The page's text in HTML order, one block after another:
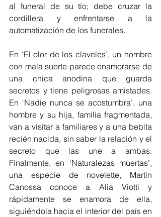
al funeral de su tío; debe cruzar la
cordillera y enfrentarse a la
automatización de los funerales.
En ‘El olor de los claveles’, un hombre
con mala suerte parece enamorarse de
una chica anodina que guarda
secretos y tiene peligrosas amistades.
En ‘Nadie nunca se acostumbra’, una
hombre y su hija, familia fragmentada,
van a visitar a familiares y a una bebita
recién nacida, sin saber la relación y el
secreto que las une a ambas.
Finalmente, en ‘Naturalezas muertas’,
una especie de novelette, Martín
Canossa conoce a Alia Viotti y
rápidamente se enamora de ella,
siguiéndola hacia el interior del país en